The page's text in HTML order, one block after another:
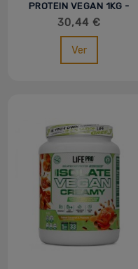
PROTEIN VEGAN 1KG -
MVP
30,44 €
Ver